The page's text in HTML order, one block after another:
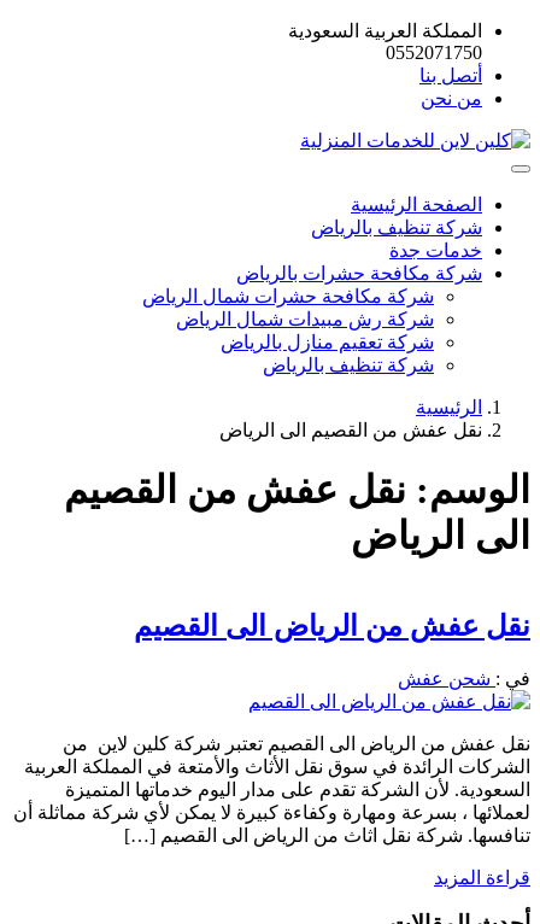
المملكة العربية السعودية
0552071750
أتصل بنا
من نحن
الصفحة الرئيسية
شركة تنظيف بالرياض
خدمات جدة
شركة مكافحة حشرات بالرياض
شركة مكافحة حشرات شمال الرياض
شركة رش مبيدات شمال الرياض
شركة تعقيم منازل بالرياض
شركة تنظيف بالرياض
الرئيسية
نقل عفش من القصيم الى الرياض
الوسم: نقل عفش من القصيم
الى الرياض
نقل عفش من الرياض الى القصيم
في : شحن عفش
نقل عفش من الرياض الى القصيم تعتبر شركة كلين لاين من
الشركات الرائدة في سوق نقل الأثاث والأمتعة في المملكة العربية
السعودية. لأن الشركة تقدم على مدار اليوم خدماتها المتميزة
لعملائها ، بسرعة ومهارة وكفاءة كبيرة لا يمكن لأي شركة مماثلة أن
تنافسها. شركة نقل اثاث من الرياض الى القصيم […]
قراءة المزيد